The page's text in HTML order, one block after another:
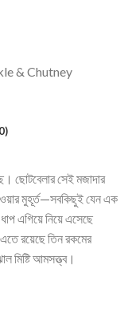
& Chutney
ছোটবেলার সেই মজাদার
খাওয়ার মুহূর্ত—সবকিছুই যেন এক
এগিয়ে নিয়ে এসেছে
রয়েছে তিন রকমের
মিষ্টি আমসত্ত্ব।